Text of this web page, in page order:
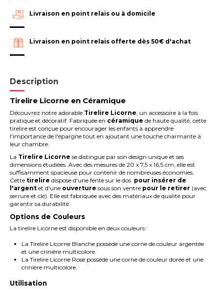
Livraison en point relais ou à domicile
Livraison en point relais offerte dès 50€ d'achat
Description
Tirelire Licorne en Céramique
Découvrez notre adorable Tirelire Licorne, un accessoire à la fois
pratique et décoratif. Fabriquée en céramique de haute qualité, cette
tirelire est conçue pour encourager les enfants à apprendre
l'importance de l'épargne tout en ajoutant une touche charmante à
leur chambre.
La Tirelire Licorne se distingue par son design unique et ses
dimensions étudiées. Avec des mesures de 20 x 7,5 x 16,5 cm, elle est
suffisamment spacieuse pour contenir de nombreuses économies.
Cette tireliredispose d'une fente sur le dos pour insérer de
l'argent et d'une ouverturesous son ventre pour le retirer (avec
serrure et clé). Elle est fabriquée avec des matériaux de qualité pour
garantir sa durabilité.
Options de Couleurs
La tirelire Licorne est disponible en deux couleurs :
La Tirelire Licorne Blanche possède une corne de couleur argentée
et une crinière multicolore.
La Tirelire Licorne Rose possède une corne de couleur dorée et une
crinière multicolore.
Utilisation